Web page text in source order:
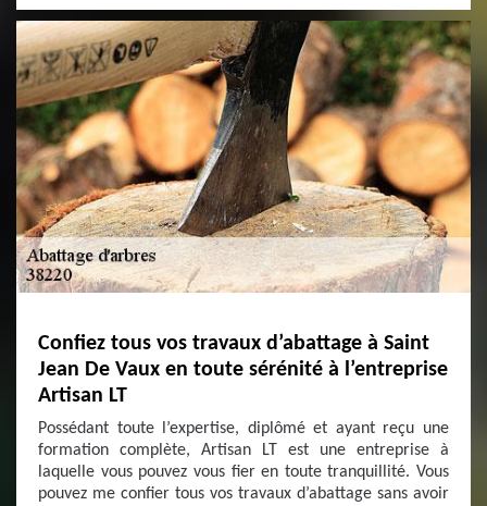
Confiez tous vos travaux d’abattage à Saint
Jean De Vaux en toute sérénité à l’entreprise
Artisan LT
Possédant toute l’expertise, diplômé et ayant reçu une
formation complète, Artisan LT est une entreprise à
laquelle vous pouvez vous fier en toute tranquillité. Vous
pouvez me confier tous vos travaux d’abattage sans avoir